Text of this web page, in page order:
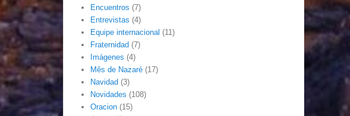
Encuentros (7)
Entrevistas (4)
Equipe internacional (11)
Fraternidad (7)
Imágenes (4)
Mês de Nazaré (17)
Navidad (3)
Novidades (108)
Oracion (15)